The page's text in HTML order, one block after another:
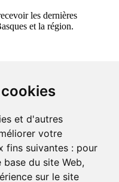
et d'autres
votre
fins suivantes : pour
du site Web,
sur le site
les dernières
et la région.
données quantitatives,